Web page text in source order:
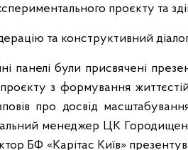
проєкту та
та конструктивний
панелі були присвячені
з формування
про досвід
менеджер ЦК
БФ «Карітас Київ»